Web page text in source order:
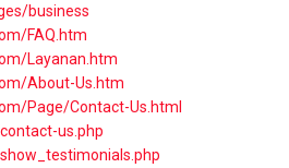
business
FAQ.htm
Layanan.htm
About-Us.htm
Page/Contact-Us.html
us.php